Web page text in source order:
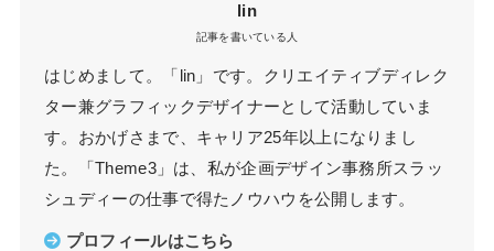
lin
記事を書いている人
はじめまして。「lin」です。クリエイティブディレク
ター兼グラフィックデザイナーとして活動していま
す。おかげさまで、キャリア25年以上になりまし
た。「Theme3」は、私が企画デザイン事務所スラッ
シュディーの仕事で得たノウハウを公開します。
プロフィールはこちら